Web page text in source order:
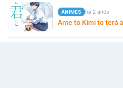
ANIMES há 2 anos
Ame to Kimi to terá